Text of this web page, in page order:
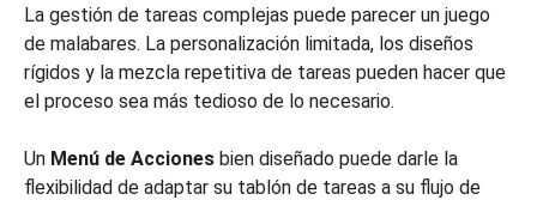
La gestión de tareas complejas puede parecer un juego
de malabares. La personalización limitada, los diseños
rígidos y la mezcla repetitiva de tareas pueden hacer que
el proceso sea más tedioso de lo necesario.
Un Menú de Acciones bien diseñado puede darle la
flexibilidad de adaptar su tablón de tareas a su flujo de